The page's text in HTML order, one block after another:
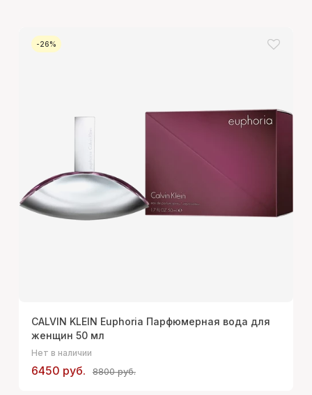
-26%
CALVIN KLEIN Euphoria Парфюмерная вода для
женщин 50 мл
Нет в наличии
6450 руб. 8800 руб.